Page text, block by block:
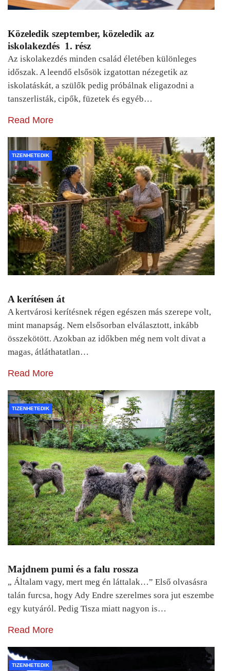
Közeledik szeptember, közeledik az
iskolakezdés 1. rész
Az iskolakezdés minden család életében különleges
időszak. A leendő elsősök izgatottan nézegetik az
iskolatáskát, a szülők pedig próbálnak eligazodni a
tanszerlisták, cipők, füzetek és egyéb…
Read More
TIZENHETEDIK
A kerítésen át
A kertvárosi kerítésnek régen egészen más szerepe volt,
mint manapság. Nem elsősorban elválasztott, inkább
összekötött. Azokban az időkben még nem volt divat a
magas, átláthatatlan…
Read More
TIZENHETEDIK
Majdnem pumi és a falu rossza
„ Általam vagy, mert meg én láttalak…” Első olvasásra
talán furcsa, hogy Ady Endre szerelmes sora jut eszembe
egy kutyáról. Pedig Tisza miatt nagyon is…
Read More
TIZENHETEDIK